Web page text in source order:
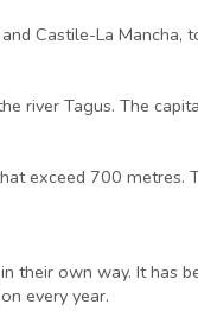
Castile-La Mancha,
river Tagus. The
exceed 700 metres.
their own way. It has
every year.